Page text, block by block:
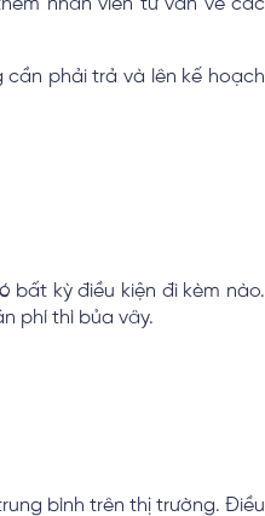
nhân viên tư vấn về các
cần phải trả và lên kế hoạch
bất kỳ điều kiện đi kèm nào.
phí thì bủa vây.
bình trên thị trường. Điều